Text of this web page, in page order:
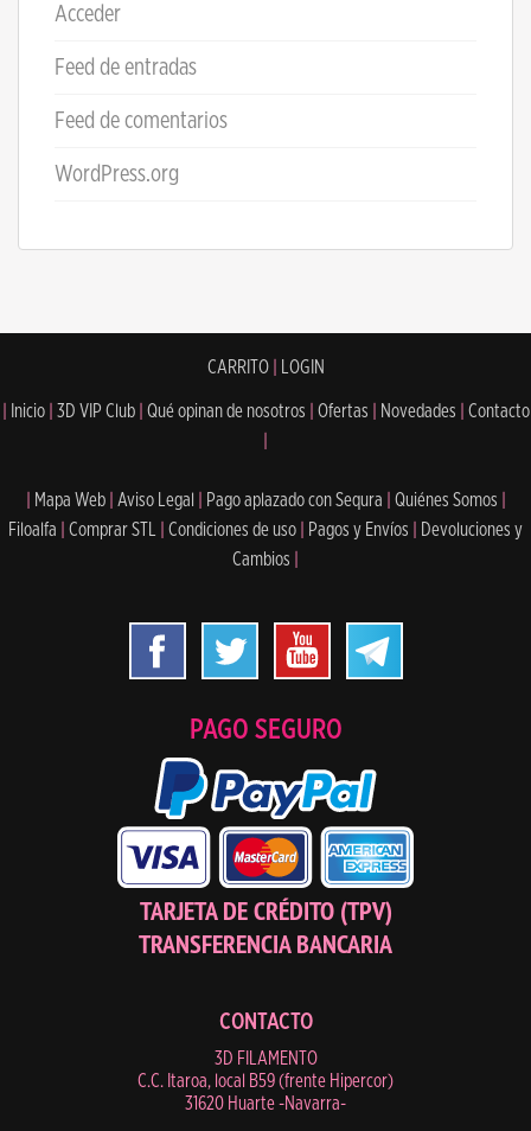
Acceder
Feed de entradas
Feed de comentarios
WordPress.org
CARRITO| LOGIN
Inicio 3D VIP Club Qué opinan de nosotros Ofertas Novedades
Contacto
Mapa Web Aviso Legal Pago aplazado con Sequra Quiénes Somos
Filoalfa
Comprar STL Condiciones de uso Pagos y Envíos
Devoluciones y
Cambios
PAGO SEGURO
TARJETA DE CRÉDITO (TPV)
TRANSFERENCIA BANCARIA
CONTACTO
3D FILAMENTO
C.C. Itaroa, local B59 (frente Hipercor)
31620 Huarte -Navarra-